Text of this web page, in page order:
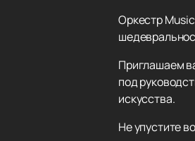
Оркестр
Приглашаем
под
искусства.
Не упустите